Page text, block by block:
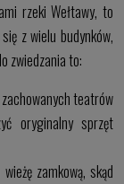
rzeki Wełtawy, to
z wielu budynków,
zwiedzania to:
teatrów
oryginalny sprzęt
zamkową, skąd